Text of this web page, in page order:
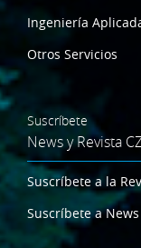
Ingeniería
Otros Servicios
Suscríbete
News y Revista
Suscríbete a la
Suscríbete a News